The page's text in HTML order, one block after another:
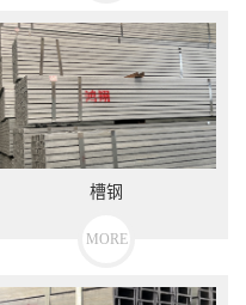
槽钢
MORE